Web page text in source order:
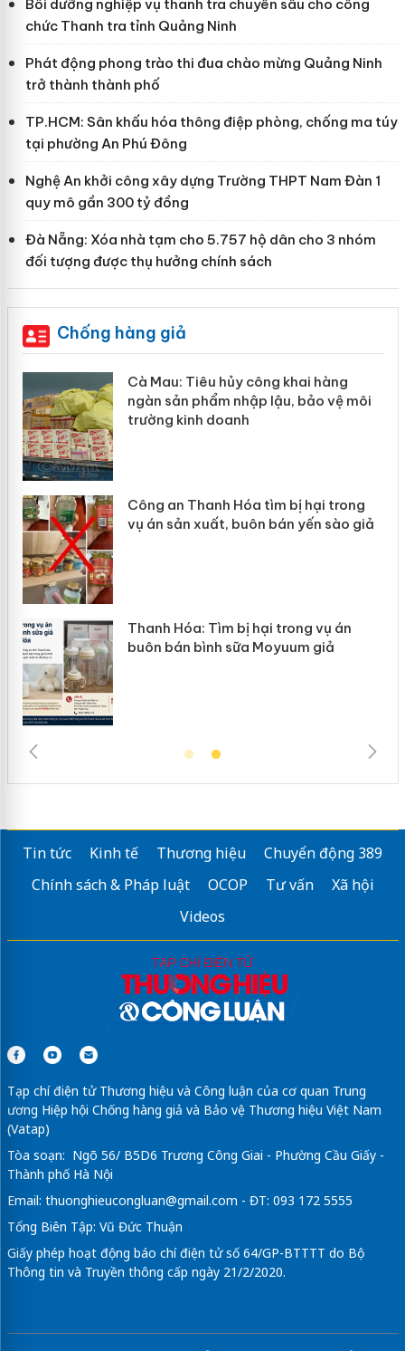
Bồi dưỡng nghiệp vụ thanh tra chuyên sâu cho công
chức Thanh tra tỉnh Quảng Ninh
Phát động phong trào thi đua chào mừng Quảng Ninh
trở thành thành phố
TP.HCM: Sân khấu hóa thông điệp phòng, chống ma túy
tại phường An Phú Đông
Nghệ An khởi công xây dựng Trường THPT Nam Đàn 1
quy mô gần 300 tỷ đồng
Đà Nẵng: Xóa nhà tạm cho 5.757 hộ dân cho 3 nhóm
đối tượng được thụ hưởng chính sách
Chống hàng giả
Cà Mau: Tiêu hủy công khai hàng
ngàn sản phẩm nhập lậu, bảo vệ môi
trường kinh doanh
Công an Thanh Hóa tìm bị hại trong
vụ án sản xuất, buôn bán yến sào giả
Thanh Hóa: Tìm bị hại trong vụ án
buôn bán bình sữa Moyuum giả
Tin tức Kinh tế Thương hiệu
Chuyển động 389
Chính sách & Pháp luật
OCOP Tư vấn
Xã hội
Videos
Tạp chí điện tử Thương hiệu và Công luận của cơ quan Trung
ương Hiệp hội Chống hàng giả và Bảo vệ Thương hiệu Việt Nam
(Vatap)
Tòa soạn: Ngõ 56/ B5D6 Trương Công Giai - Phường Cầu Giấy -
Thành phố Hà Nội
Email: thuonghieucongluan@gmail.com - ĐT: 093 172 5555
Tổng Biên Tập: Vũ Đức Thuận
Giấy phép hoạt động báo chí điện tử số 64/GP-BTTTT do Bộ
Thông tin và Truyền thông cấp ngày 21/2/2020.